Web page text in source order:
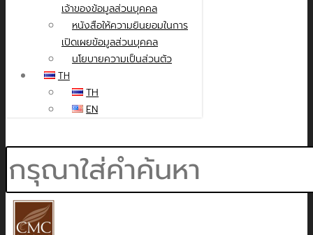
เจ้าของข้อมูลส่วนบุคคล
หนังสือให้ความยินยอมในการ
เปิดเผยข้อมูลส่วนบุคคล
นโยบายความเป็นส่วนตัว
TH
TH
EN